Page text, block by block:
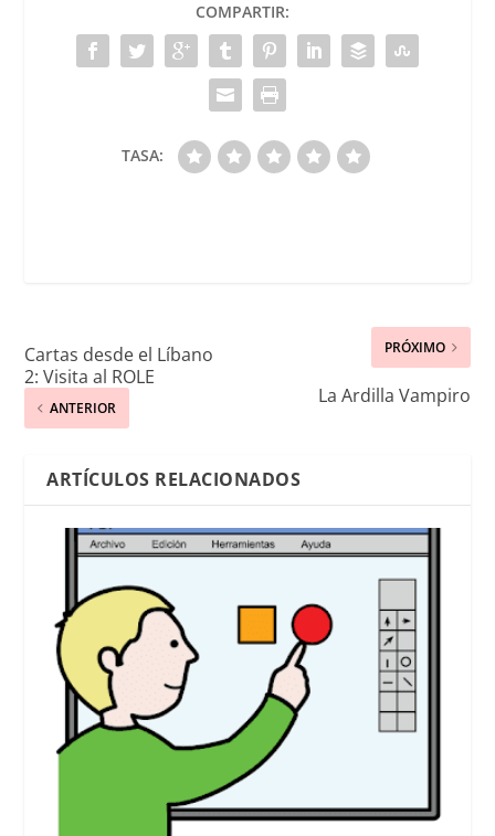
COMPARTIR:
TASA:
Cartas desde el Líbano
2: Visita al ROLE
ANTERIOR
PRÓXIMO
La Ardilla Vampiro
ARTÍCULOS RELACIONADOS